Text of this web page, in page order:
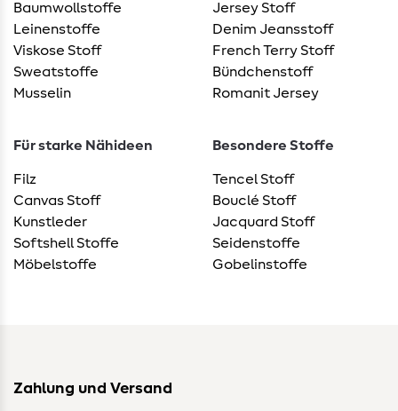
Baumwollstoffe
Leinenstoffe
Viskose Stoff
Sweatstoffe
Musselin
Jersey Stoff
Denim Jeansstoff
French Terry Stoff
Bündchenstoff
Romanit Jersey
Für starke Nähideen
Filz
Canvas Stoff
Kunstleder
Softshell Stoffe
Möbelstoffe
Besondere Stoffe
Tencel Stoff
Bouclé Stoff
Jacquard Stoff
Seidenstoffe
Gobelinstoffe
Zahlung und Versand